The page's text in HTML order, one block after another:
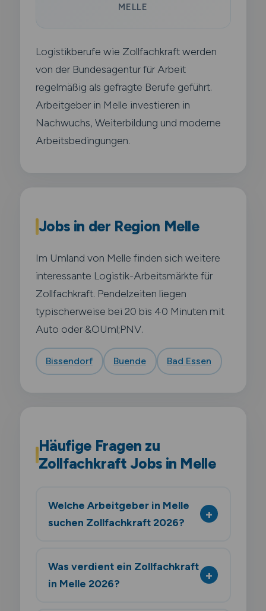
MELLE
Logistikberufe wie Zollfachkraft werden
von der Bundesagentur für Arbeit
regelmäßig als gefragte Berufe geführt.
Arbeitgeber in Melle investieren in
Nachwuchs, Weiterbildung und moderne
Arbeitsbedingungen.
Jobs in der Region Melle
Im Umland von Melle finden sich weitere
interessante Logistik-Arbeitsmärkte für
Zollfachkraft. Pendelzeiten liegen
typischerweise bei 20 bis 40 Minuten mit
Auto oder &OUml;PNV.
Bissendorf Buende Bad Essen
Häufige Fragen zu
Zollfachkraft Jobs in Melle
Welche Arbeitgeber in Melle
suchen Zollfachkraft 2026?
Was verdient ein Zollfachkraft
in Melle 2026?